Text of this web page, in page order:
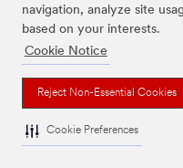
navigation, analyze site
based on your interests.
Cookie Notice
Reject Non-Essential Cookies
Cookie Preferences